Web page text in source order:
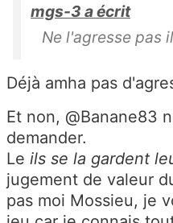
mgs-3 a écrit
Ne l'agresse pas
Déjà amha pas
Et non, @Banane83
demander.
Le ils se la gardent
jugement de valeur
pas moi Mossieu, je